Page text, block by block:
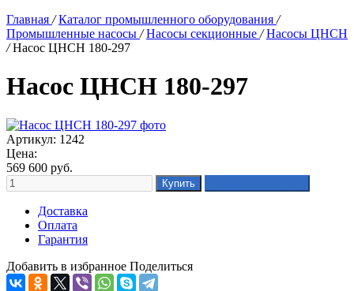
Главная / Каталог промышленного оборудования /
Промышленные насосы / Насосы секционные / Насосы ЦНСН
/ Насос ЦНСН 180-297
Насос ЦНСН 180-297
Артикул: 1242
Цена:
569 600 руб.
Доставка
Оплата
Гарантия
Добавить в избранное Поделиться